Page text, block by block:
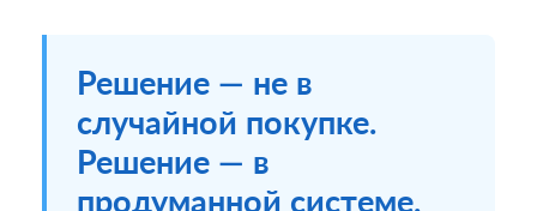
Решение — не в
случайной покупке.
Решение — в
продуманной системе.